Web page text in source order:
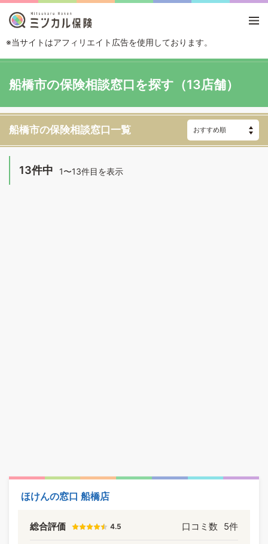
※当サイトはアフィリエイト広告を使用しております。
船橋市
船橋市の保険相談窓口を探す（13店舗）
船橋市の保険相談窓口一覧
13件中 1〜13件目を表示
ほけんの窓口 船橋店
総合評価 4.5 口コミ数 5件